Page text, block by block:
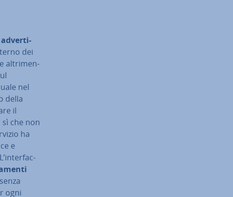
ad­ver­ti­
dei
al­tri­men­
nel
della
il
che non
ha
e
ogni